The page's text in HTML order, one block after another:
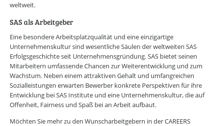
weltweit.
SAS als Arbeitgeber
Eine besondere Arbeitsplatzqualität und eine einzigartige
Unternehmenskultur sind wesentliche Säulen der weltweiten SAS
Erfolgsgeschichte seit Unternehmensgründung. SAS bietet seinen
Mitarbeitern umfassende Chancen zur Weiterentwicklung und zum
Wachstum. Neben einem attraktiven Gehalt und umfangreichen
Sozialleistungen erwarten Bewerber konkrete Perspektiven für ihre
Entwicklung bei SAS Institute und eine Unternehmenskultur, die auf
Offenheit, Fairness und Spaß bei an Arbeit aufbaut.
Möchten Sie mehr zu den Wunscharbeitgebern in der CAREERS